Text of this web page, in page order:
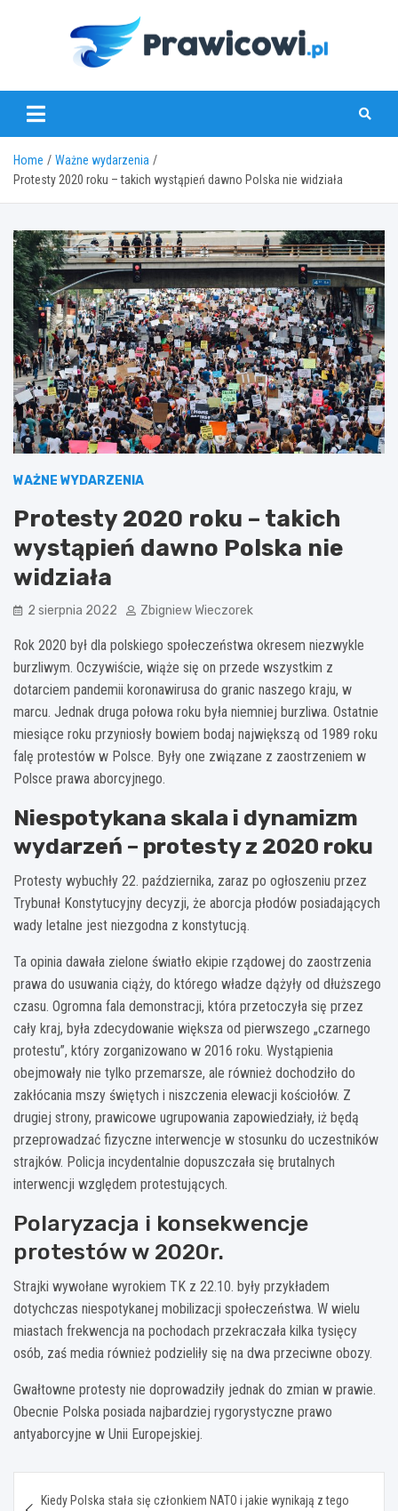
www.prawicowi.pl
Home
Ważne wydarzenia
Protesty 2020 roku – takich wystąpień dawno Polska nie widziała
WAŻNE WYDARZENIA
Protesty 2020 roku – takich
wystąpień dawno Polska nie
widziała
2 sierpnia 2022 Zbigniew Wieczorek
Rok 2020 był dla polskiego społeczeństwa okresem niezwykle
burzliwym. Oczywiście, wiąże się on przede wszystkim z
dotarciem pandemii koronawirusa do granic naszego kraju, w
marcu. Jednak druga połowa roku była niemniej burzliwa. Ostatnie
miesiące roku przyniosły bowiem bodaj największą od 1989 roku
falę protestów w Polsce. Były one związane z zaostrzeniem w
Polsce prawa aborcyjnego.
Niespotykana skala i dynamizm
wydarzeń – protesty z 2020 roku
Protesty wybuchły 22. października, zaraz po ogłoszeniu przez
Trybunał Konstytucyjny decyzji, że aborcja płodów posiadających
wady letalne jest niezgodna z konstytucją.
Ta opinia dawała zielone światło ekipie rządowej do zaostrzenia
prawa do usuwania ciąży, do którego władze dążyły od dłuższego
czasu. Ogromna fala demonstracji, która przetoczyła się przez
cały kraj, była zdecydowanie większa od pierwszego „czarnego
protestu”, który zorganizowano w 2016 roku. Wystąpienia
obejmowały nie tylko przemarsze, ale również dochodziło do
zakłócania mszy świętych i niszczenia elewacji kościołów. Z
drugiej strony, prawicowe ugrupowania zapowiedziały, iż będą
przeprowadzać fizyczne interwencje w stosunku do uczestników
strajków. Policja incydentalnie dopuszczała się brutalnych
interwencji względem protestujących.
Polaryzacja i konsekwencje
protestów w 2020r.
Strajki wywołane wyrokiem TK z 22.10. były przykładem
dotychczas niespotykanej mobilizacji społeczeństwa. W wielu
miastach frekwencja na pochodach przekraczała kilka tysięcy
osób, zaś media również podzieliły się na dwa przeciwne obozy.
Gwałtowne protesty nie doprowadziły jednak do zmian w prawie.
Obecnie Polska posiada najbardziej rygorystyczne prawo
antyaborcyjne w Unii Europejskiej.
Kiedy Polska stała się członkiem NATO i jakie wynikają z tego